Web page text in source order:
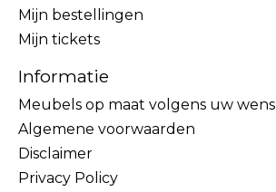
Mijn bestellingen
Mijn tickets
Informatie
Meubels op maat volgens uw wens
Algemene voorwaarden
Disclaimer
Privacy Policy